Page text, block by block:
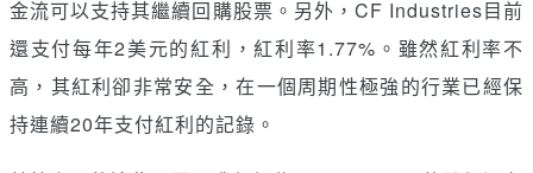
金流可以支持其繼續回購股票。另外，CF Industries目前
還支付每年2美元的紅利，紅利率1.77%。雖然紅利率不
高，其紅利卻非常安全，在一個周期性極強的行業已經保
持連續20年支付紅利的記錄。